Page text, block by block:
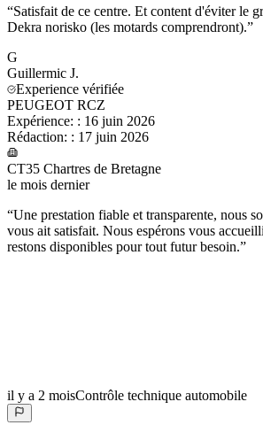
“Satisfait de ce centre. Et content d'éviter le
Dekra norisko (les motards comprendront).”
G
Guillermic J.
Experience vérifiée
PEUGEOT RCZ
Expérience: : 16 juin 2026
Rédaction: : 17 juin 2026
CT35 Chartres de Bretagne
le mois dernier
“Une prestation fiable et transparente, nous
vous ait satisfait. Nous espérons vous
restons disponibles pour tout futur besoin.”
il y a 2 moisContrôle technique automobile